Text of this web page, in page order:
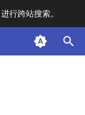
进行跨站搜索。